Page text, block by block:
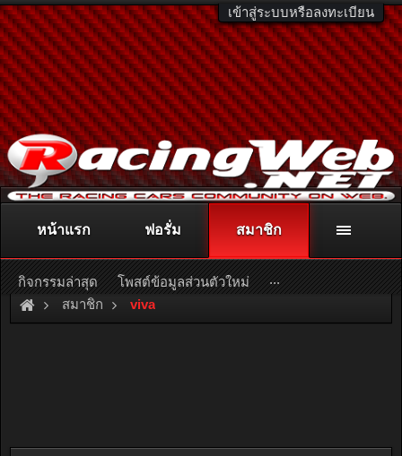
เข้าสู่ระบบหรือลงทะเบียน
ติดต่อลงโฆษณา racingweb@gmail.comหรือโทร. 081-811-1138
หรืออ่านรายละเอียดเพิ่มเติม คลิกที่นี่
สมาชิก viva
หน้าแรก ฟอรั่ม สมาชิก
กิจกรรมล่าสุด โพสต์ข้อมูลส่วนตัวใหม่ ...